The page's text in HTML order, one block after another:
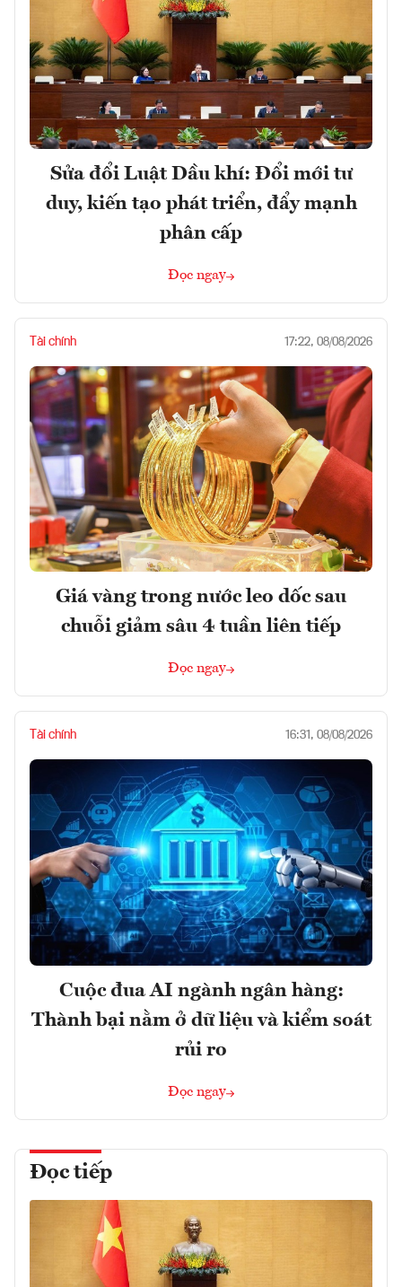
Sửa đổi Luật Dầu khí: Đổi mới tư
duy, kiến tạo phát triển, đẩy mạnh
phân cấp
Đọc ngay
Tài chính 17:22, 08/08/2026
Giá vàng trong nước leo dốc sau
chuỗi giảm sâu 4 tuần liên tiếp
Đọc ngay
Tài chính 16:31, 08/08/2026
Cuộc đua AI ngành ngân hàng:
Thành bại nằm ở dữ liệu và kiểm soát
rủi ro
Đọc ngay
Đọc tiếp